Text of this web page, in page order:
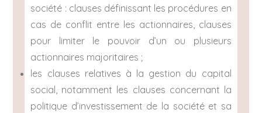
société : clauses définissant les procédures en
cas de conflit entre les actionnaires, clauses
pour limiter le pouvoir d’un ou plusieurs
actionnaires majoritaires ;
les clauses relatives à la gestion du capital
social, notamment les clauses concernant la
politique d’investissement de la société et sa